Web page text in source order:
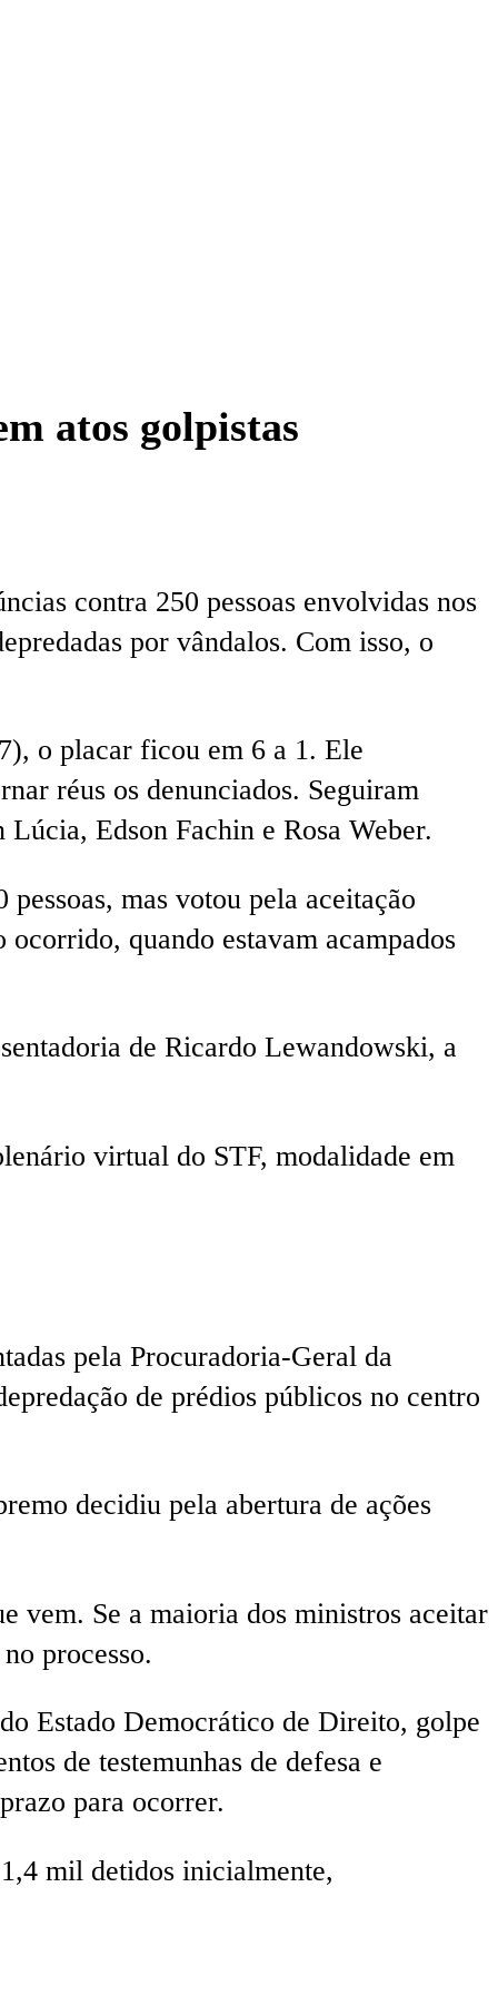
atos golpistas
contra 250 pessoas envolvidas nos
por vândalos. Com isso, o
o placar ficou em 6 a 1. Ele
réus os denunciados. Seguiram
Edson Fachin e Rosa Weber.
mas votou pela aceitação
quando estavam acampados
de Ricardo Lewandowski, a
virtual do STF, modalidade em
pela Procuradoria-Geral da
de prédios públicos no centro
decidiu pela abertura de ações
vem. Se a maioria dos ministros aceitar
processo.
Estado Democrático de Direito, golpe
de testemunhas de defesa e
para ocorrer.
mil detidos inicialmente,